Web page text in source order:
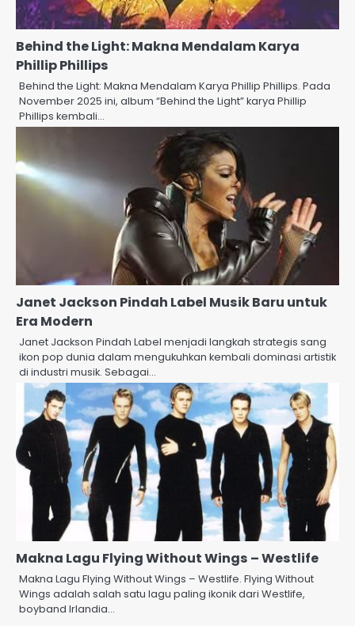
Behind the Light: Makna Mendalam Karya
Phillip Phillips
Behind the Light: Makna Mendalam Karya Phillip Phillips. Pada
November 2025 ini, album “Behind the Light” karya Phillip
Phillips kembali…
Janet Jackson Pindah Label Musik Baru untuk
Era Modern
Janet Jackson Pindah Label menjadi langkah strategis sang
ikon pop dunia dalam mengukuhkan kembali dominasi artistik
di industri musik. Sebagai…
Makna Lagu Flying Without Wings – Westlife
Makna Lagu Flying Without Wings – Westlife. Flying Without
Wings adalah salah satu lagu paling ikonik dari Westlife,
boyband Irlandia…